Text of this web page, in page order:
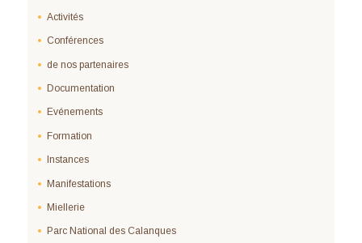
Activités
Conférences
de nos partenaires
Documentation
Evénements
Formation
Instances
Manifestations
Miellerie
Parc National des Calanques